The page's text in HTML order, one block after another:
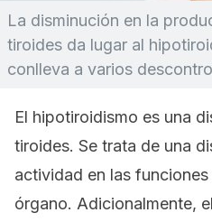
La disminución en la
tiroides da lugar al
conlleva a varios
El hipotiroidismo es una
tiroides. Se trata de una
actividad en las
órgano. Adicionalmente,